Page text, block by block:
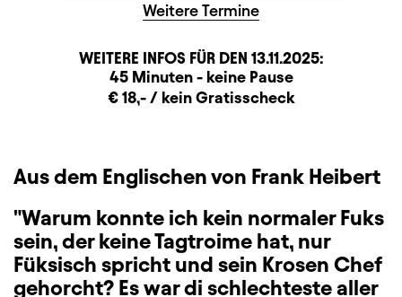
Weitere Termine
WEITERE INFOS FÜR DEN 13.11.2025:
BeschreibungInformation
Dauer und Pausen45 Minuten - keine Pause
Zusatzinformation€ 18,- / kein Gratisscheck
Aus dem Englischen von Frank Heibert
"Warum konnte ich kein normaler Fuks
sein, der keine Tagtroime hat, nur
Füksisch spricht und sein Krosen Chef
gehorcht? Es war di schlechteste aller